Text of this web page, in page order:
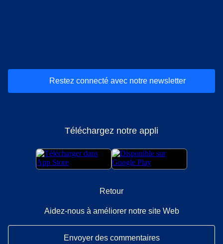
Restez connecté avec notre newsletter
Téléchargez notre appli
Retour
Aidez-nous à améliorer notre site Web
Envoyer des commentaires